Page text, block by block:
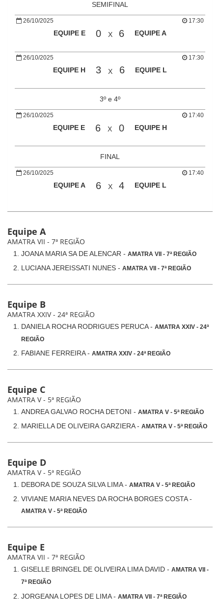
SEMIFINAL
26/10/2025
EQUIPE E 0 X 6 EQUIPE A
17:30
26/10/2025
EQUIPE H 3 X 6 EQUIPE L
17:30
3º e 4º
26/10/2025
EQUIPE E 6 X 0 EQUIPE H
17:40
FINAL
26/10/2025
EQUIPE A 6 X 4 EQUIPE L
17:40
Equipe A
AMATRA VII - 7ª REGIÃO
JOANA MARIA SA DE ALENCAR - AMATRA VII - 7ª REGIÃO
LUCIANA JEREISSATI NUNES - AMATRA VII - 7ª REGIÃO
Equipe B
AMATRA XXIV - 24ª REGIÃO
DANIELA ROCHA RODRIGUES PERUCA - AMATRA XXIV - 24ª
REGIÃO
FABIANE FERREIRA - AMATRA XXIV - 24ª REGIÃO
Equipe C
AMATRA V - 5ª REGIÃO
ANDREA GALVAO ROCHA DETONI - AMATRA V - 5ª REGIÃO
MARIELLA DE OLIVEIRA GARZIERA - AMATRA V - 5ª REGIÃO
Equipe D
AMATRA V - 5ª REGIÃO
DEBORA DE SOUZA SILVA LIMA - AMATRA V - 5ª REGIÃO
VIVIANE MARIA NEVES DA ROCHA BORGES COSTA -
AMATRA V - 5ª REGIÃO
Equipe E
AMATRA VII - 7ª REGIÃO
GISELLE BRINGEL DE OLIVEIRA LIMA DAVID - AMATRA VII -
7ª REGIÃO
JORGEANA LOPES DE LIMA - AMATRA VII - 7ª REGIÃO